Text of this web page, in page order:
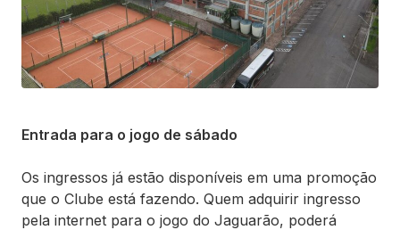
Entrada para o jogo de sábado
Os ingressos já estão disponíveis em uma promoção
que o Clube está fazendo. Quem adquirir ingresso
pela internet para o jogo do Jaguarão, poderá